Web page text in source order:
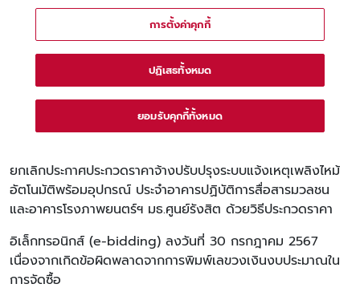
ยกเลิกประกาศประกวดราคาจ้างปรับปรุงระบบแจ้งเหตุเพลิงไหม้
อัตโนมัติพร้อมอุปกรณ์ ประจําอาคารปฏิบัติการสื่อสารมวลชน
และอาคารโรงภาพยนตร์ฯ มธ.ศูนย์รังสิต ด้วยวิธีประกวดราคา
อิเล็กทรอนิกส์ (e-bidding) ลงวันที่ 30 กรกฎาคม 2567
เนื่องจากเกิดข้อผิดพลาดจากการพิมพ์เลขวงเงินงบประมาณใน
การจัดซื้อ